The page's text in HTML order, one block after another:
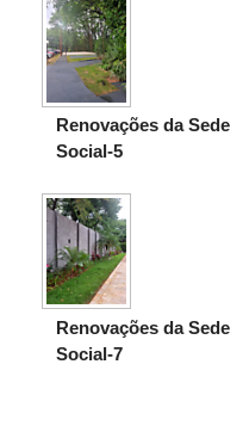
Renovações da Sede
Social-5
Renovações da Sede
Social-7